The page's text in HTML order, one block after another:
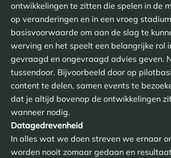
ontwikkelingen te zitten die spelen in de
op veranderingen en in een vroeg
basisvoorwaarde om aan de slag te
werving en het speelt een belangrijke rol
gevraagd en ongevraagd advies geven.
tussendoor. Bijvoorbeeld door op
content te delen, samen events te
dat je altijd bovenop de ontwikkelingen
wanneer nodig.
Datagedrevenheid
In alles wat we doen streven we ernaar
worden nooit zomaar gedaan en